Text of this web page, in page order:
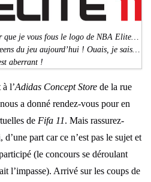
que je vous fous le logo de NBA Elite…
du jeu aujourd’hui ! Ouais, je sais…
aberrant !
l’Adidas Concept Store de la rue
nous a donné rendez-vous pour en
de Fifa 11. Mais rassurez-
part car ce n’est pas le sujet et
(le concours se déroulant
l’impasse). Arrivé sur les coups de